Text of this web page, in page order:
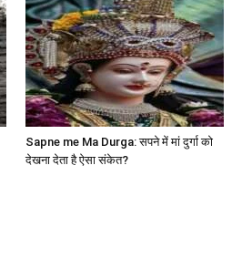
Sapne me Ma Durga: सपने में मां दुर्गा को
देखना देता है ऐसा संकेत?